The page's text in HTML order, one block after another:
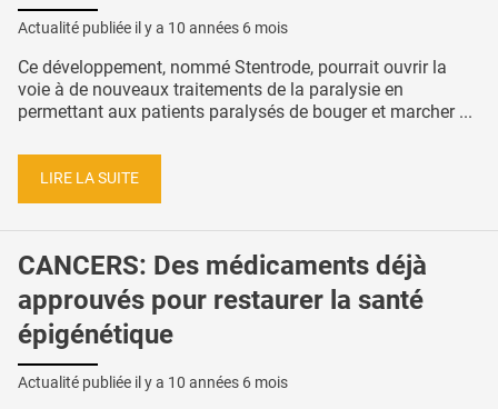
Actualité publiée il y a 10 années 6 mois
Ce développement, nommé Stentrode, pourrait ouvrir la
voie à de nouveaux traitements de la paralysie en
permettant aux patients paralysés de bouger et marcher ...
LIRE LA SUITE
CANCERS: Des médicaments déjà
approuvés pour restaurer la santé
épigénétique
Actualité publiée il y a 10 années 6 mois